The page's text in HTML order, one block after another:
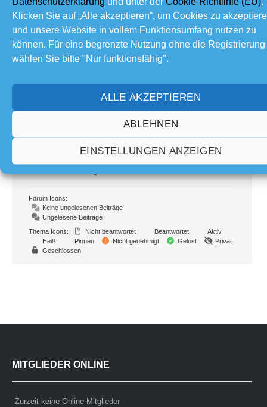
Klicken Sie auf „Alle akzeptieren“, um Cookies zu
und unsere Website in vollem Funktionsumfang nutzen zu
können. Für eine begrenzte Nutzung ohne die Registrierung
wählen Sie bitte "Nur funktionsfähig".
ALLE AKZEPTIEREN
ABLEHNEN
EINSTELLUNGEN ANZEIGEN
Forum Information
16.7 K Beiträge 2 Online
Unser neuestes Mitglied:How to Add Sounds
Forum Icons:
Keine ungelesenen Beiträge
Ungelesene Beiträge
Thema Icons:
Nicht beantwortet Beantwortet
Aktiv
Heiß
Pinnen Nicht genehmigt Gelöst
Privat
Geschlossen
MITGLIEDER ONLINE
Zurzeit keine Online-Mitglieder